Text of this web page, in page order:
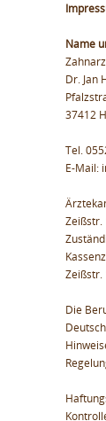
Name
Dr. Jan
37412
Tel.
E-Mail:
Zeißstr.
Zeißstr.
Die